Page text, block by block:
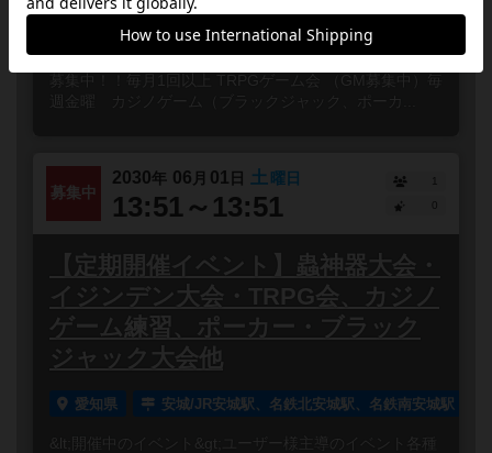
&lt;開催中のイベント&gt;ユーザー様主導のイベント各種
募集中！！毎月1回以上 TRPGゲーム会 （GM募集中）毎
週金曜 カジノゲーム（ブラックジャック、ポーカ...
募集中
2030年 06 月 01 日 土 曜日
13:51～13:51
1
【定期開催イベント】蟲神器大会・
イジンデン大会・TRPG会、カジノ
ゲーム練習、ポーカー・ブラック
ジャック大会他
愛知県 安城/JR安城駅、名鉄北安城駅、名鉄南安城駅
&lt;開催中のイベント&gt;ユーザー様主導のイベント各種